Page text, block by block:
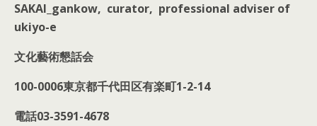
SAKAI_gankow, curator, professional adviser of
ukiyo-e
文化藝術懇話会
100-0006東京都千代田区有楽町1-2-14
電話03-3591-4678